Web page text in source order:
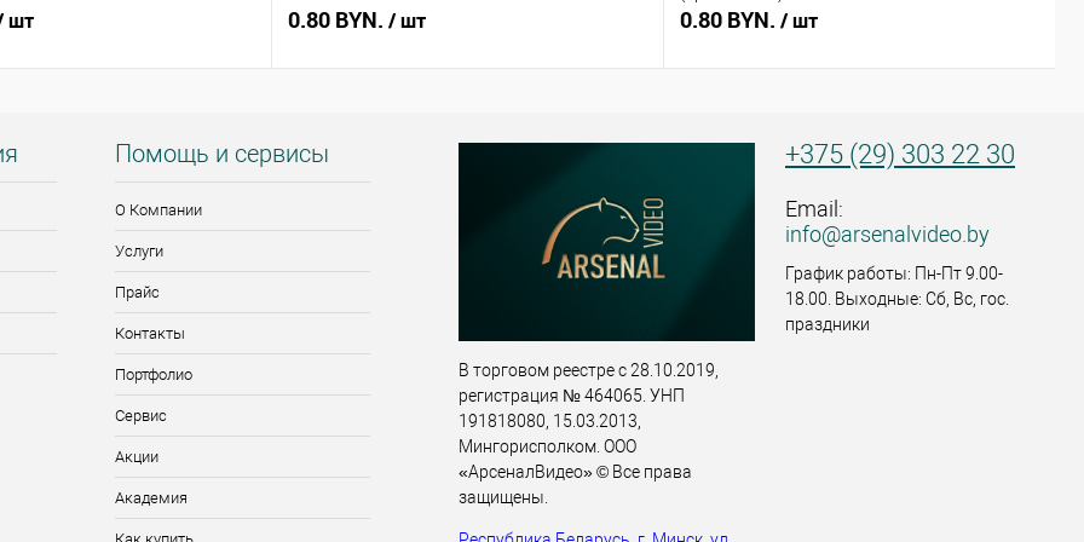
шт 0.80 BYN. / шт 0.80 BYN. / шт
Помощь и сервисы
О Компании
Услуги
Прайс
Контакты
Портфолио
Сервис
Акции
Академия
В торговом реестре с 28.10.2019,
регистрация № 464065. УНП
191818080, 15.03.2013,
Мингорисполком. ООО
«АрсеналВидео» © Все права
защищены.
+375 (29) 303 22 30
Email:
info@arsenalvideo.by
График работы: Пн-Пт 9.00-
18.00. Выходные: Сб, Вс, гос.
праздники